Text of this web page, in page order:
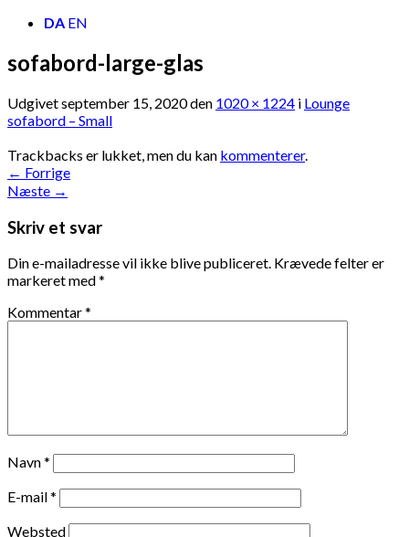
DA EN
sofabord-large-glas
Udgivetseptember 15, 2020den 1020 × 1224 i Lounge
sofabord – Small
Trackbacks er lukket, men du kan kommenterer.
← Forrige
Næste →
Skriv et svar
Din e-mailadresse vil ikke blive publiceret. Krævede felter er
markeret med*
Kommentar*
Navn*
E-mail*
Websted